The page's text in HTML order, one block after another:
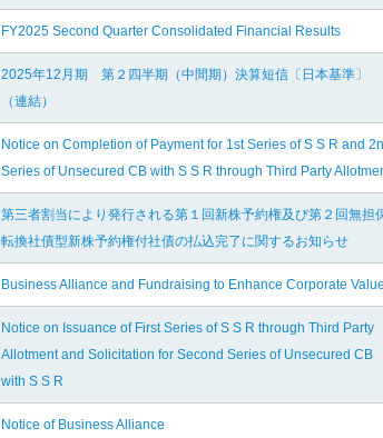
FY2025 Second Quarter Consolidated Financial Results
2025年12月期 第２四半期（中間期）決算短信〔日本基準〕
（連結）
Notice on Completion of Payment for 1st Series of S S R and
Series of Unsecured CB with S S R through Third Party
第三者割当により発行される第１回新株予約権及び第２回無担
転換社債型新株予約権付社債の払込完了に関するお知らせ
Business Alliance and Fundraising to Enhance Corporate
Notice on Issuance of First Series of S S R through Third Party
Allotment and Solicitation for Second Series of Unsecured CB
with S S R
Notice of Business Alliance